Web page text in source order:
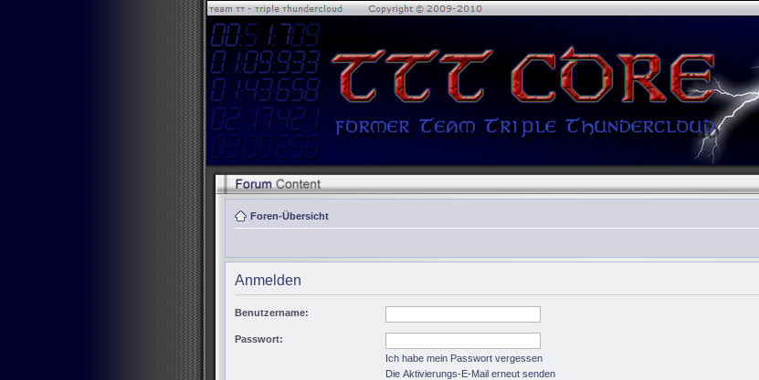
Foren-Übersicht
Anmelden
Benutzername:
Passwort:
Ich habe mein Passwort vergessen
Die Aktivierungs-E-Mail erneut senden